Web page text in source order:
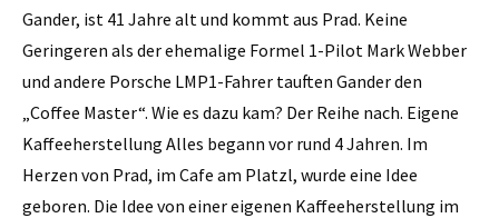
Gander, ist 41 Jahre alt und kommt aus Prad. Keine
Geringeren als der ehemalige Formel 1-Pilot Mark Webber
und andere Porsche LMP1-Fahrer tauften Gander den
„Coffee Master“. Wie es dazu kam? Der Reihe nach. Eigene
Kaffeeherstellung Alles begann vor rund 4 Jahren. Im
Herzen von Prad, im Cafe am Platzl, wurde eine Idee
geboren. Die Idee von einer eigenen ­Kaffeeherstellung im